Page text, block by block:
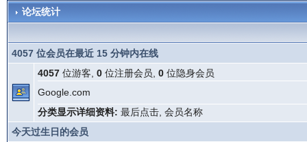
论坛统计
4057 位会员在最近 15 分钟内在线
4057位游客, 0位注册会员, 0位隐身会员
Google.com
分类显示详细资料: 最后点击, 会员名称
今天过生日的会员